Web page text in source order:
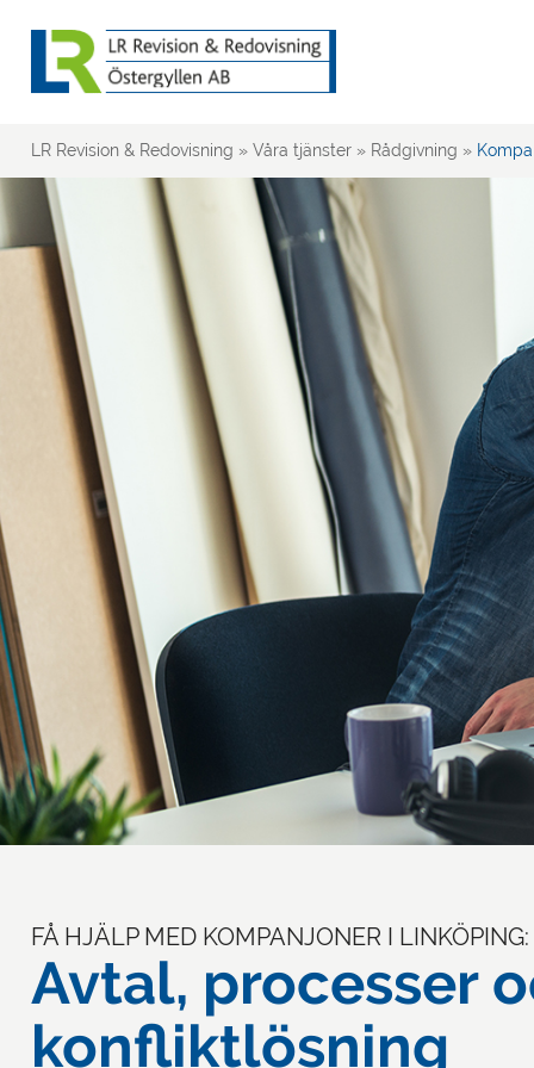
LR Revision & Redovisning » Våra tjänster » Rådgivning »
FÅ HJÄLP MED KOMPANJONER I LINKÖPING:
Avtal, processer
konfliktlösning